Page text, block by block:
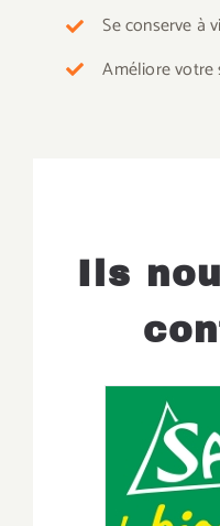
Se conserve à
Améliore votre
Ils